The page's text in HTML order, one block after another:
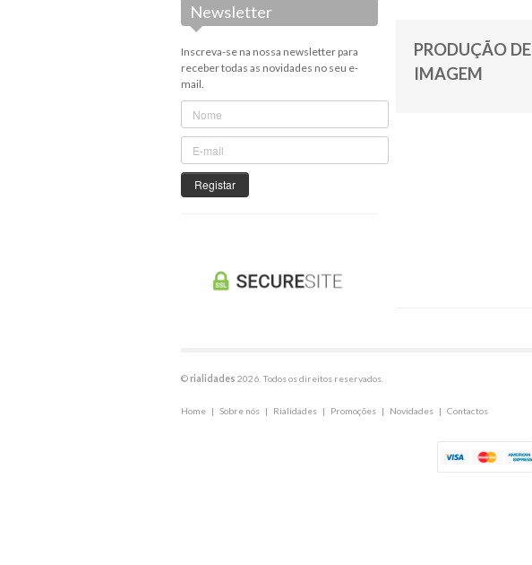
Newsletter
Inscreva-se na nossa newsletter para
receber todas as novidades no seu e-
mail.
Registar
PRODUÇÃO DE
IMAGEM
©rialidades 2026. Todos os direitos reservados.
Home | Sobre nós | Rialidades | Promoções | Novidades | Contactos